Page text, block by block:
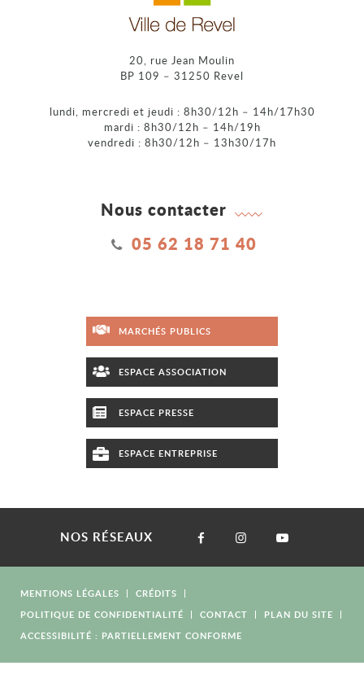
20, rue Jean Moulin
BP 109 – 31250 Revel
lundi, mercredi et jeudi : 8h30/12h – 14h/17h30
mardi : 8h30/12h – 14h/19h
vendredi : 8h30/12h – 13h30/17h
Nous contacter
05 62 18 71 40
MARCHÉS PUBLICS
ESPACE ASSOCIATION
ESPACE PRESSE
ESPACE ENTREPRISE
NOS RÉSEAUX
MENTIONS LÉGALES
CRÉDITS
POLITIQUE DE CONFIDENTIALITÉ
CONTACT
PLAN DU SITE
ACCESSIBILITÉ : PARTIELLEMENT CONFORME